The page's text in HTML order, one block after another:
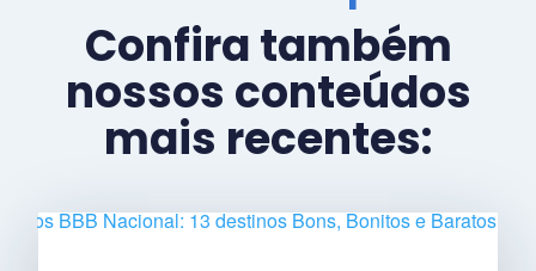
Confira também
nossos conteúdos
mais recentes: